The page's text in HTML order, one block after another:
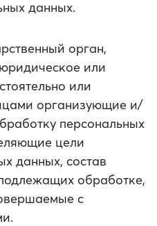
данных.
орган,
или
или
организующие и/
персональных
цели
данных, состав
обработке,
с